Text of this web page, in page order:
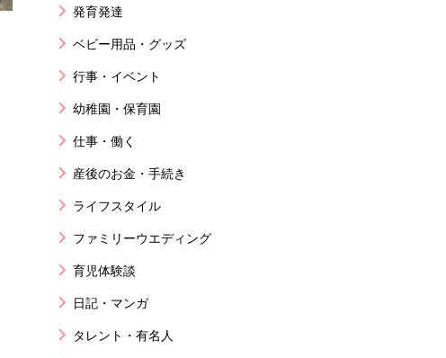
発育発達
ベビー用品・グッズ
行事・イベント
幼稚園・保育園
仕事・働く
産後のお金・手続き
ライフスタイル
ファミリーウエディング
育児体験談
日記・マンガ
タレント・有名人